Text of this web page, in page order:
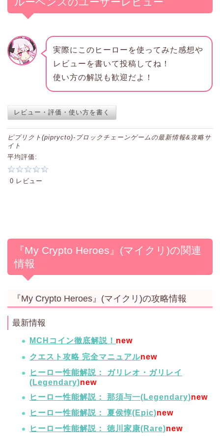
実際にこのヒーローを使ってみた感想や
レビューを書いて投稿してね！
使い方の解説も歓迎だよ！
レビュー・評価・使い方を書く
ピプリクト(piprycto)-ブロックチェーンゲームの最新情報&攻略サ
イト
平均評価:
0 レビュー
『My Crypto Heroes』(マイクリ)の関連
情報
『My Crypto Heroes』(マイクリ)の攻略情報
最新情報
MCHコイン徹底解説！ new
クエスト攻略 完全マニュアルnew
ヒーロー性能解説： ガリレオ・ガリレイ
(Legendary)new
ヒーロー性能解説： 那須与一(Legendary)new
ヒーロー性能解説： 夏侯惇(Epic)new
ヒーロー性能解説： 徳川家康(Rare)new